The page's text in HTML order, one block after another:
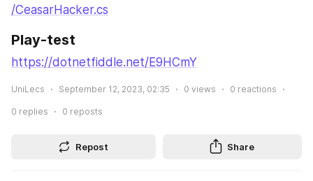
/CeasarHacker.cs
Play-test
https://dotnetfiddle.net/E9HCmY
UniLecs September 12, 2023, 02:35 0 views 0 reactions
0 replies 0 reposts
Repost Share